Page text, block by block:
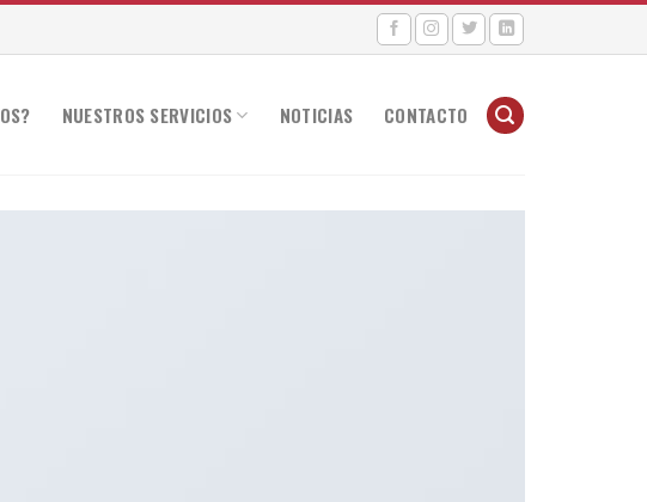
NUESTROS SERVICIOS NOTICIAS CONTACTO